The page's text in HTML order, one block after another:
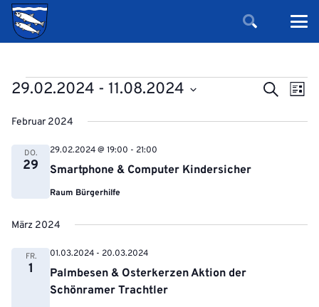
Veranstaltungen
und
SucheListe
29.02.2024 - 11.08.2024
Februar 2024
DO.
29 Smartphone & Computer Kindersicher
29.02.2024 @ 19:00 - 21:00
Raum Bürgerhilfe
März 2024
FR.
1
Palmbesen & Osterkerzen Aktion der
Schönramer Trachtler
01.03.2024 - 20.03.2024